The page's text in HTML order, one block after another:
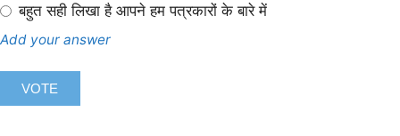
बहुत सही लिखा है आपने हम पत्रकारों के बारे में
Add your answer